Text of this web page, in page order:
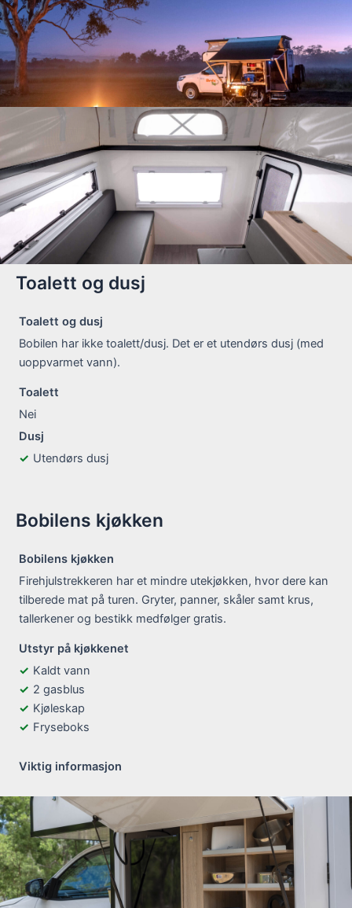
Toalett og dusj
Toalett og dusj
Bobilen har ikke toalett/dusj. Det er et utendørs dusj (med
uoppvarmet vann).
Toalett
Nei
Dusj
Utendørs dusj
Bobilens kjøkken
Bobilens kjøkken
Firehjulstrekkeren har et mindre utekjøkken, hvor dere kan
tilberede mat på turen. Gryter, panner, skåler samt krus,
tallerkener og bestikk medfølger gratis.
Utstyr på kjøkkenet
Kaldt vann
2 gasblus
Kjøleskap
Fryseboks
Viktig informasjon